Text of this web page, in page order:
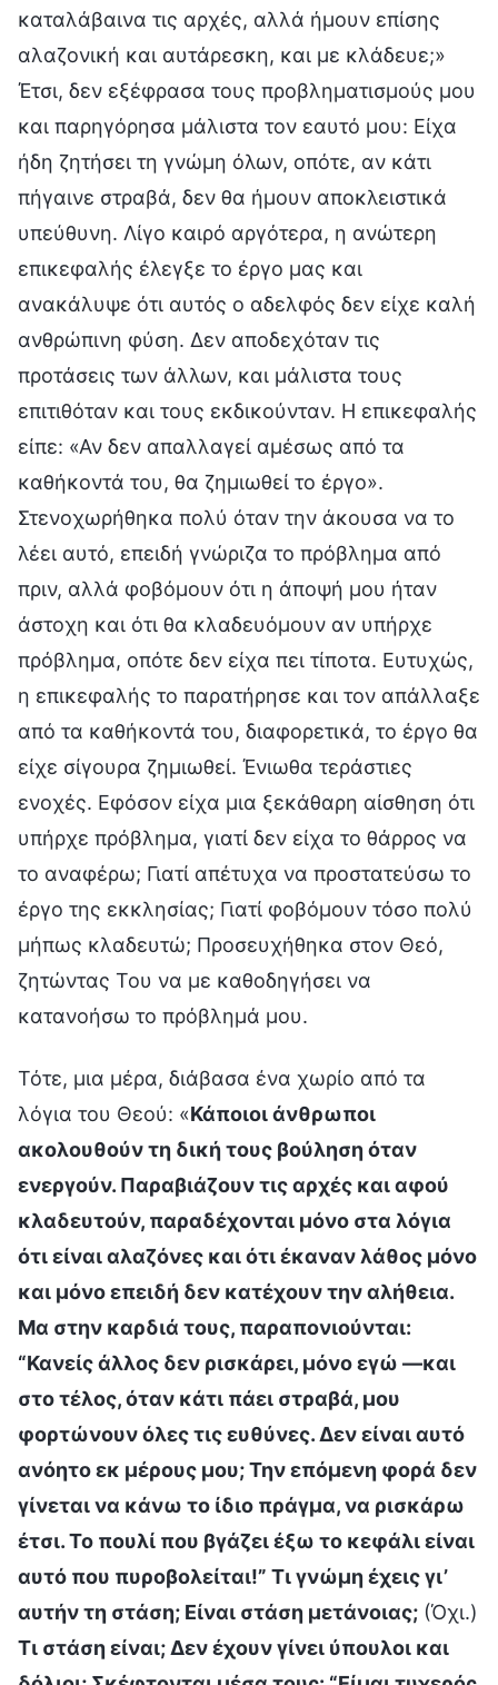
καταλάβαινα τις αρχές, αλλά ήμουν επίσης
αλαζονική και αυτάρεσκη, και με κλάδευε;»
Έτσι, δεν εξέφρασα τους προβληματισμούς μου
και παρηγόρησα μάλιστα τον εαυτό μου: Είχα
ήδη ζητήσει τη γνώμη όλων, οπότε, αν κάτι
πήγαινε στραβά, δεν θα ήμουν αποκλειστικά
υπεύθυνη. Λίγο καιρό αργότερα, η ανώτερη
επικεφαλής έλεγξε το έργο μας και
ανακάλυψε ότι αυτός ο αδελφός δεν είχε καλή
ανθρώπινη φύση. Δεν αποδεχόταν τις
προτάσεις των άλλων, και μάλιστα τους
επιτιθόταν και τους εκδικούνταν. Η επικεφαλής
είπε: «Αν δεν απαλλαγεί αμέσως από τα
καθήκοντά του, θα ζημιωθεί το έργο».
Στενοχωρήθηκα πολύ όταν την άκουσα να το
λέει αυτό, επειδή γνώριζα το πρόβλημα από
πριν, αλλά φοβόμουν ότι η άποψή μου ήταν
άστοχη και ότι θα κλαδευόμουν αν υπήρχε
πρόβλημα, οπότε δεν είχα πει τίποτα. Ευτυχώς,
η επικεφαλής το παρατήρησε και τον απάλλαξε
από τα καθήκοντά του, διαφορετικά, το έργο θα
είχε σίγουρα ζημιωθεί. Ένιωθα τεράστιες
ενοχές. Εφόσον είχα μια ξεκάθαρη αίσθηση ότι
υπήρχε πρόβλημα, γιατί δεν είχα το θάρρος να
το αναφέρω; Γιατί απέτυχα να προστατεύσω το
έργο της εκκλησίας; Γιατί φοβόμουν τόσο πολύ
μήπως κλαδευτώ; Προσευχήθηκα στον Θεό,
ζητώντας Του να με καθοδηγήσει να
κατανοήσω το πρόβλημά μου.
Τότε, μια μέρα, διάβασα ένα χωρίο από τα
λόγια του Θεού: «Κάποιοι άνθρωποι
ακολουθούν τη δική τους βούληση όταν
ενεργούν. Παραβιάζουν τις αρχές και αφού
κλαδευτούν, παραδέχονται μόνο στα λόγια
ότι είναι αλαζόνες και ότι έκαναν λάθος μόνο
και μόνο επειδή δεν κατέχουν την αλήθεια.
Μα στην καρδιά τους, παραπονιούνται:
“Κανείς άλλος δεν ρισκάρει, μόνο εγώ —και
στο τέλος, όταν κάτι πάει στραβά, μου
φορτώνουν όλες τις ευθύνες. Δεν είναι αυτό
ανόητο εκ μέρους μου; Την επόμενη φορά δεν
γίνεται να κάνω το ίδιο πράγμα, να ρισκάρω
έτσι. Το πουλί που βγάζει έξω το κεφάλι είναι
αυτό που πυροβολείται!” Τι γνώμη έχεις γι’
αυτήν τη στάση; Είναι στάση μετάνοιας; (Όχι.)
Τι στάση είναι; Δεν έχουν γίνει ύπουλοι και